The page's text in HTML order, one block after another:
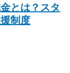
とは？スタ
制度